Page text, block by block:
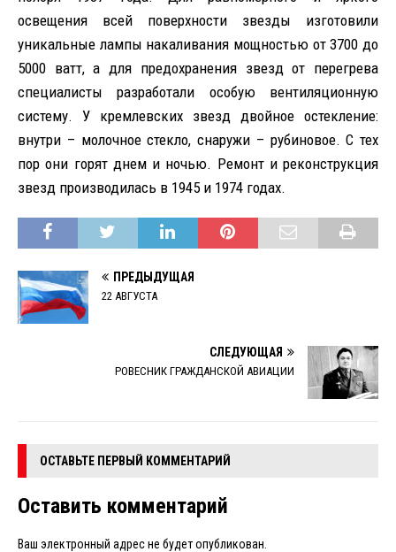
освещения всей поверхности звезды изготовили
уникальные лампы накаливания мощностью от 3700 до
5000 ватт, а для предохранения звезд от перегрева
специалисты разработали особую вентиляционную
систему. У кремлевских звезд двойное остекление:
внутри – молочное стекло, снаружи – рубиновое. С тех
пор они горят днем и ночью. Ремонт и реконструкция
звезд производилась в 1945 и 1974 годах.
ПРЕДЫДУЩАЯ
22 АВГУСТА
СЛЕДУЮЩАЯ
РОВЕСНИК ГРАЖДАНСКОЙ АВИАЦИИ
ОСТАВЬТЕ ПЕРВЫЙ КОММЕНТАРИЙ
Оставить комментарий
Ваш электронный адрес не будет опубликован.